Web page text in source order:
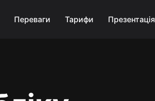
Переваги Тарифи Презентація